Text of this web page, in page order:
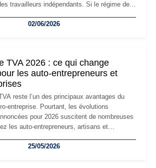
travailleurs indépendants. Si le régime de
devront s'adapter à un environnement
02/06/2026
TVA 2026 : ce qui change
les auto-entrepreneurs et
reste l’un des principaux avantages du
entreprise. Pourtant, les évolutions
pour 2026 suscitent de nombreuses
les auto-entrepreneurs, artisans et
de bascule vers la TVA : les règles
25/05/2026